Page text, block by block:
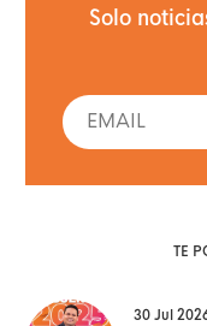
Solo
TE
30 Jul